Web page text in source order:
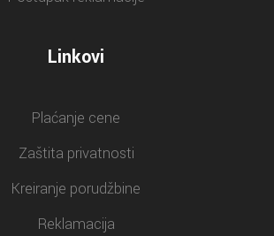
Linkovi
Plaćanje cene
Zaštita privatnosti
Kreiranje porudžbine
Reklamacija